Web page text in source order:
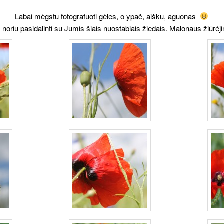
Labai mėgstu fotografuoti gėles, o ypač, aišku, aguonas
noriu pasidalinti su Jumis šiais nuostabiais žiedais. Malonaus